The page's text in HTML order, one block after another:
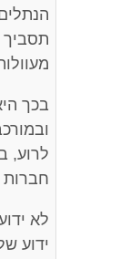
תסביך
בכך
לרוע,
חברות
לא
ידוע